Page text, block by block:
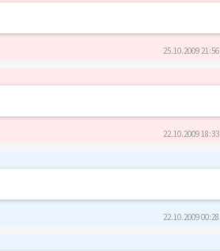
25.10.2009 21:56
22.10.2009 18:33
22.10.2009 00:28